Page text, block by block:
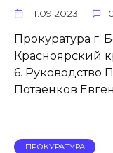
11.09.2023
Прокуратура г.
Красноярский
6. Руководство
Потаенков
ПРОКУРАТУРА